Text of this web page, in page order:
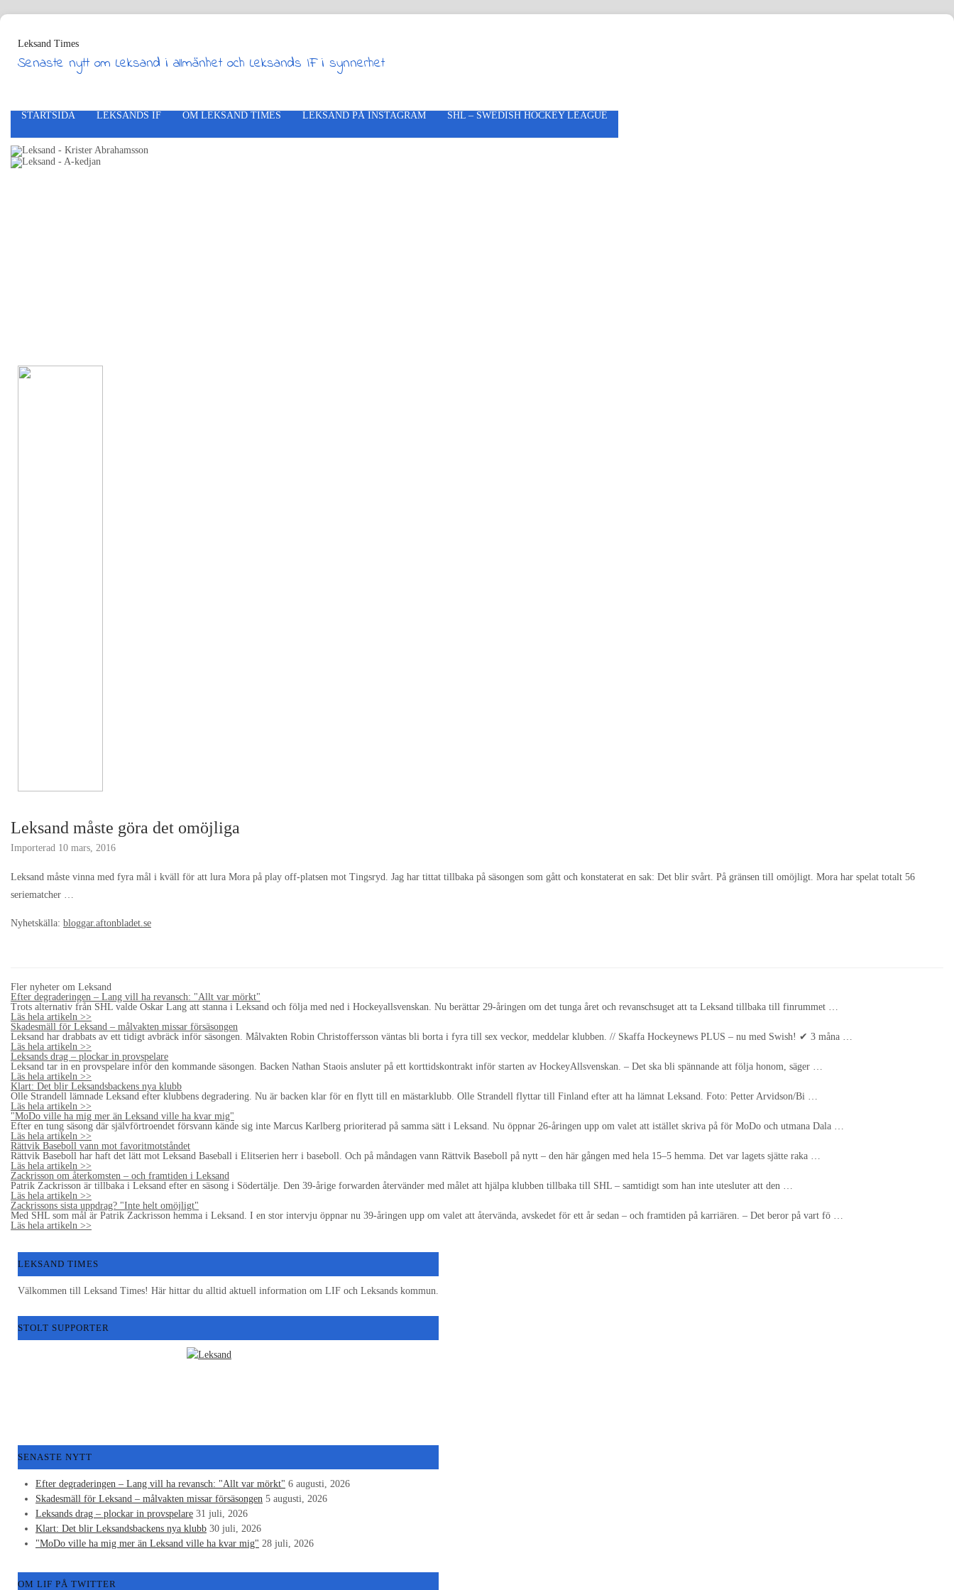
Leksand Times
Senaste nytt om Leksand i allmänhet och Leksands IF i synnerhet
STARTSIDA LEKSANDS IF OM LEKSAND TIMES LEKSAND PÅ INSTAGRAM SHL – SWEDISH HOCKEY LEAGUE
Leksand måste göra det omöjliga
Importerad 10 mars, 2016
Leksand måste vinna med fyra mål i kväll för att lura Mora på play off-platsen mot Tingsryd. Jag har tittat tillbaka på säsongen som gått och konstaterat en sak: Det blir svårt. På gränsen till omöjligt. Mora har spelat totalt 56
seriematcher …
Nyhetskälla: bloggar.aftonbladet.se
Fler nyheter om Leksand
Efter degraderingen – Lang vill ha revansch: "Allt var mörkt"
Trots alternativ från SHL valde Oskar Lang att stanna i Leksand och följa med ned i Hockeyallsvenskan. Nu berättar 29-åringen om det tunga året och revanschsuget att ta Leksand tillbaka till finrummet …
Läs hela artikeln >>
Skadesmäll för Leksand – målvakten missar försäsongen
Leksand har drabbats av ett tidigt avbräck inför säsongen. Målvakten Robin Christoffersson väntas bli borta i fyra till sex veckor, meddelar klubben. // Skaffa Hockeynews PLUS – nu med Swish! ✔ 3 måna …
Läs hela artikeln >>
Leksands drag – plockar in provspelare
Leksand tar in en provspelare inför den kommande säsongen. Backen Nathan Staois ansluter på ett korttidskontrakt inför starten av HockeyAllsvenskan. – Det ska bli spännande att följa honom, säger …
Läs hela artikeln >>
Klart: Det blir Leksandsbackens nya klubb
Olle Strandell lämnade Leksand efter klubbens degradering. Nu är backen klar för en flytt till en mästarklubb. Olle Strandell flyttar till Finland efter att ha lämnat Leksand. Foto: Petter Arvidson/Bi …
Läs hela artikeln >>
"MoDo ville ha mig mer än Leksand ville ha kvar mig"
Efter en tung säsong där självförtroendet försvann kände sig inte Marcus Karlberg prioriterad på samma sätt i Leksand. Nu öppnar 26-åringen upp om valet att istället skriva på för MoDo och utmana Dala …
Läs hela artikeln >>
Rättvik Baseboll vann mot favoritmotståndet
Rättvik Baseboll har haft det lätt mot Leksand Baseball i Elitserien herr i baseboll. Och på måndagen vann Rättvik Baseboll på nytt – den här gången med hela 15–5 hemma. Det var lagets sjätte raka …
Läs hela artikeln >>
Zackrisson om återkomsten – och framtiden i Leksand
Patrik Zackrisson är tillbaka i Leksand efter en säsong i Södertälje. Den 39-årige forwarden återvänder med målet att hjälpa klubben tillbaka till SHL – samtidigt som han inte utesluter att den …
Läs hela artikeln >>
Zackrissons sista uppdrag? "Inte helt omöjligt"
Med SHL som mål är Patrik Zackrisson hemma i Leksand. I en stor intervju öppnar nu 39-åringen upp om valet att återvända, avskedet för ett år sedan – och framtiden på karriären. – Det beror på vart fö …
Läs hela artikeln >>
LEKSAND TIMES
Välkommen till Leksand Times! Här hittar du alltid aktuell information om LIF och Leksands kommun.
STOLT SUPPORTER
SENASTE NYTT
Efter degraderingen – Lang vill ha revansch: "Allt var mörkt" 6 augusti, 2026
Skadesmäll för Leksand – målvakten missar försäsongen 5 augusti, 2026
Leksands drag – plockar in provspelare 31 juli, 2026
Klart: Det blir Leksandsbackens nya klubb 30 juli, 2026
"MoDo ville ha mig mer än Leksand ville ha kvar mig" 28 juli, 2026
OM LIF PÅ TWITTER